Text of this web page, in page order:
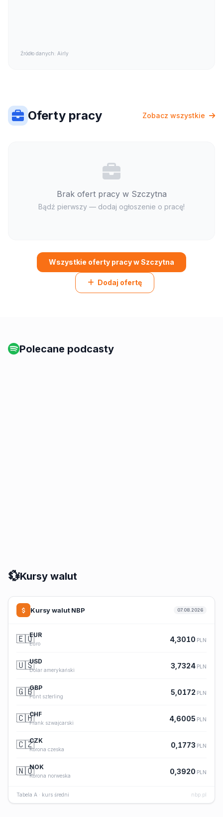
Źródło danych: Airly
Oferty pracy Zobacz wszystkie
Brak ofert pracy w Szczytna
Bądź pierwszy — dodaj ogłoszenie o pracę!
Wszystkie oferty pracy w Szczytna
Dodaj ofertę
Polecane podcasty
💱Kursy walut
Kursy walut NBP 07.08.2026
🇪🇺EUR
Euro
4,3010 PLN
🇺🇸USD
Dolar amerykański
3,7324 PLN
🇬🇧GBP
Funt szterling
5,0172 PLN
🇨🇭CHF
Frank szwajcarski
4,6005 PLN
🇨🇿CZK
Korona czeska
0,1773 PLN
🇳🇴NOK
Korona norweska
0,3920 PLN
Tabela A · kurs średni nbp.pl